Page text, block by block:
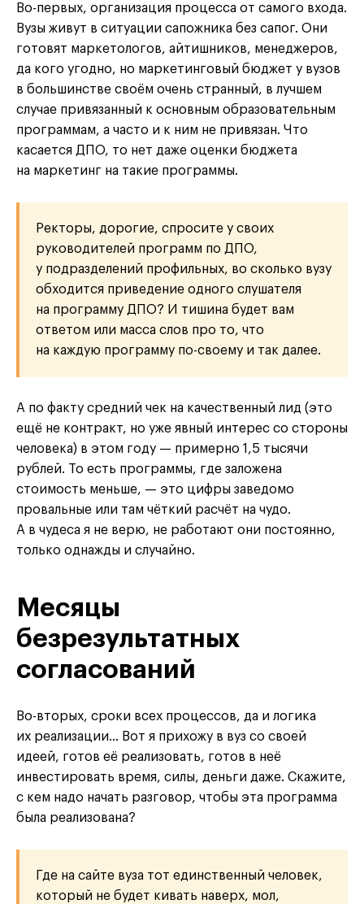
Во-первых, организация процесса от самого входа.
Вузы живут в ситуации сапожника без сапог. Они
готовят маркетологов, айтишников, менеджеров,
да кого угодно, но маркетинговый бюджет у вузов
в большинстве своём очень странный, в лучшем
случае привязанный к основным образовательным
программам, а часто и к ним не привязан. Что
касается ДПО, то нет даже оценки бюджета
на маркетинг на такие программы.
Ректоры, дорогие, спросите у своих
руководителей программ по ДПО,
у подразделений профильных, во сколько вузу
обходится приведение одного слушателя
на программу ДПО? И тишина будет вам
ответом или масса слов про то, что
на каждую программу по-своему и так далее.
А по факту средний чек на качественный лид (это
ещё не контракт, но уже явный интерес со стороны
человека) в этом году — примерно 1,5 тысячи
рублей. То есть программы, где заложена
стоимость меньше, — это цифры заведомо
провальные или там чёткий расчёт на чудо.
А в чудеса я не верю, не работают они постоянно,
только однажды и случайно.
Месяцы
безрезультатных
согласований
Во-вторых, сроки всех процессов, да и логика
их реализации… Вот я прихожу в вуз со своей
идеей, готов её реализовать, готов в неё
инвестировать время, силы, деньги даже. Скажите,
с кем надо начать разговор, чтобы эта программа
была реализована?
Где на сайте вуза тот единственный человек,
который не будет кивать наверх, мол,